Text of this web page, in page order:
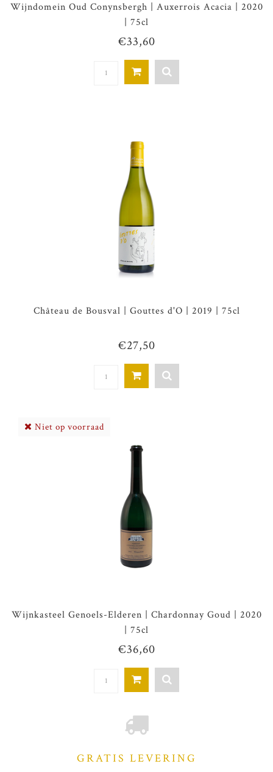
Wijndomein Oud Conynsbergh | Auxerrois Acacia | 2020
| 75cl
€33,60
Château de Bousval | Gouttes d'O | 2019 | 75cl
€27,50
Niet op voorraad
Wijnkasteel Genoels-Elderen | Chardonnay Goud | 2020
| 75cl
€36,60
GRATIS LEVERING